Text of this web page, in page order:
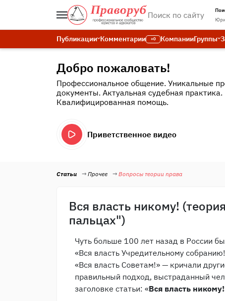
Публикации Комментарии +0 КомпанииГруппы
Добро пожаловать!
Профессиональное общение. Уникальные
документы. Актуальная судебная практика.
Квалифицированная помощь.
Приветственное видео
Статьи Прочее Вопросы теории права
Вся власть никому!
пальцах")
Чуть больше 100 лет назад в России
«Вся власть Учредительному
«Вся власть Советам!» — кричали
правильный подход, выстраданный
заголовке статьи: «Вся власть никому!